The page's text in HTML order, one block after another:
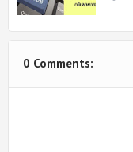
0 Comments: